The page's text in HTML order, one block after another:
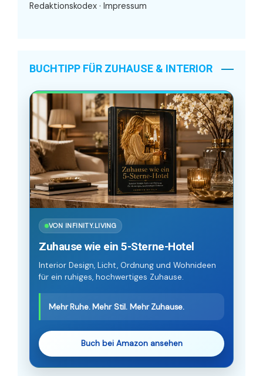
Redaktionskodex · Impressum
BUCHTIPP FÜR ZUHAUSE & INTERIOR
VON INFINITY.LIVING
Zuhause wie ein 5-Sterne-Hotel
Interior Design, Licht, Ordnung und Wohnideen
für ein ruhiges, hochwertiges Zuhause.
Mehr Ruhe. Mehr Stil. Mehr Zuhause.
Buch bei Amazon ansehen